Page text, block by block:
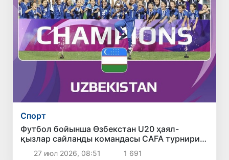
Спорт
Футбол бойынша Өзбекстан U20 ҳаял-
қызлар сайланды командасы CAFA турнири
жеңимпазы болды
27 июл 2026, 08:51 1 691